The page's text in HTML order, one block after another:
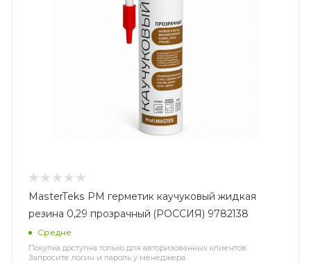
MasterTeks PM герметик каучуковый жидкая
резина 0,29 прозрачный (РОССИЯ) 9782138
Средне
Покупка доступна только для авторизованных клиентов.
Запросите логин и пароль у менеджера.